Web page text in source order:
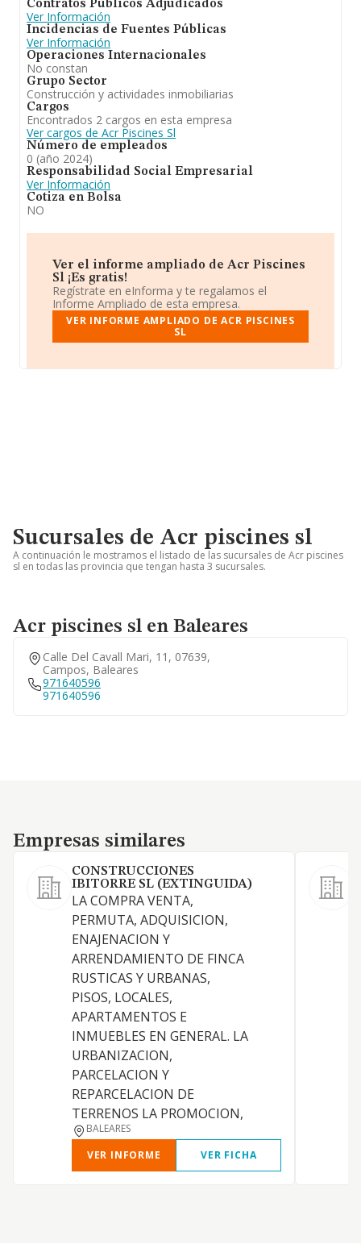
Contratos Públicos Adjudicados
Ver Información
Incidencias de Fuentes Públicas
Ver Información
Operaciones Internacionales
No constan
Grupo Sector
Construcción y actividades inmobiliarias
Cargos
Encontrados 2 cargos en esta empresa
Ver cargos de Acr Piscines Sl
Número de empleados
0 (año 2024)
Responsabilidad Social Empresarial
Ver Información
Cotiza en Bolsa
NO
Ver el informe ampliado de Acr Piscines
Sl ¡Es gratis!
Regístrate en eInforma y te regalamos el
Informe Ampliado de esta empresa.
VER INFORME AMPLIADO DE ACR PISCINES
SL
Sucursales de Acr piscines sl
A continuación le mostramos el listado de las sucursales de Acr piscines
sl en todas las provincia que tengan hasta 3 sucursales.
Acr piscines sl en Baleares
Calle Del Cavall Mari, 11, 07639,
Campos, Baleares
971640596
971640596
Empresas similares
Empresas similares
CONSTRUCCIONES
IBITORRE SL (EXTINGUIDA)
LA COMPRA VENTA,
PERMUTA, ADQUISICION,
ENAJENACION Y
ARRENDAMIENTO DE FINCA
RUSTICAS Y URBANAS,
PISOS, LOCALES,
APARTAMENTOS E
INMUEBLES EN GENERAL. LA
URBANIZACION,
PARCELACION Y
REPARCELACION DE
TERRENOS LA PROMOCION,
BALEARES
VER INFORME
VER FICHA